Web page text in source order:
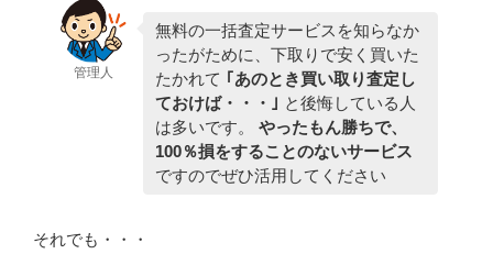
管理人
無料の一括査定サービスを知らなか
ったがために、下取りで安く買いた
たかれて ｢あのとき買い取り査定し
ておけば・・・｣ と後悔している人
は多いです。 やったもん勝ちで、
100％損をすることのないサービス
ですのでぜひ活用してください
それでも・・・